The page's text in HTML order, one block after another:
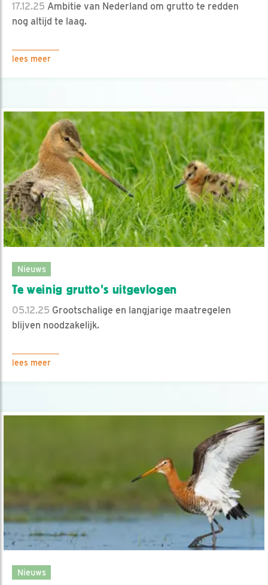
17.12.25 Ambitie van Nederland om grutto te redden
nog altijd te laag.
lees meer
Nieuws
Te weinig grutto's uitgevlogen
05.12.25 Grootschalige en langjarige maatregelen
blijven noodzakelijk.
lees meer
Nieuws